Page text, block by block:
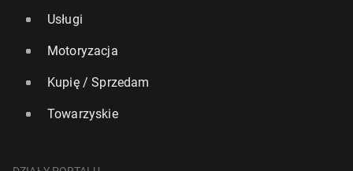
Usługi
Motoryzacja
Kupię / Sprzedam
Towarzyskie